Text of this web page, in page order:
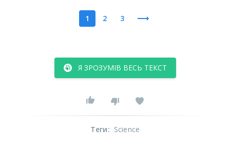
1 2 3
Я ЗРОЗУМІВ ВЕСЬ ТЕКСТ
Теги: Science